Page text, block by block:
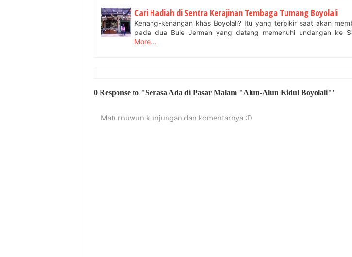
Cari Hadiah di Sentra Kerajinan Tembaga Tumang Boyolali
Kenang-kenangan khas Boyolali? Itu yang terpikir saat akan
pada dua Bule Jerman yang datang memenuhi undangan ke
More...
0 Response to "Serasa Ada di Pasar Malam "Alun-Alun Kidul Boyolali""
Maturnuwun kunjungan dan komentarnya :D